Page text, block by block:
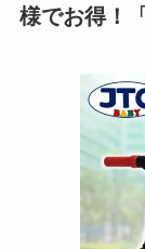
様でお得！